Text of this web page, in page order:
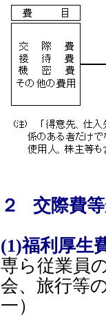
２ 交際費
(1)福利厚生
専ら従業員
会、旅行等
一）